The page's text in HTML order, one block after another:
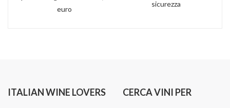
euro
sicurezza
ITALIAN WINE LOVERS CERCA VINI PER